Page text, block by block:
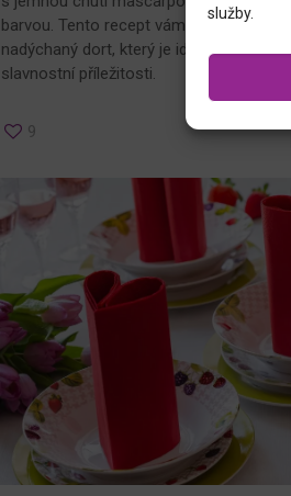
služby.
barvou. Tento recept vám ukáže, jak
nadýchaný dort, který je ideální pro
slavnostní příležitosti.
9